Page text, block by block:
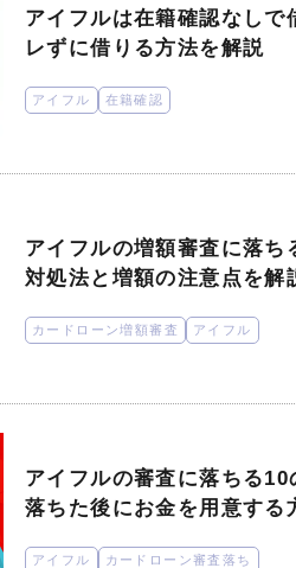
アイフルは在籍確認なしで
レずに借りる方法を解説
アイフル 在籍確認
アイフルの増額審査に落ち
対処法と増額の注意点を解
カードローン増額審査 アイフル
アイフルの審査に落ちる10
落ちた後にお金を用意する
アイフル カードローン審査落ち